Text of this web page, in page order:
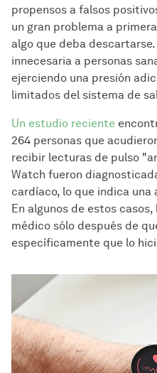
propensos a falsos
un gran problema a
algo que deba
innecesaria a personas
ejerciendo una presión
limitados del sistema de
Un estudio reciente
264 personas que
recibir lecturas de pulso
Watch fueron
cardíaco, lo que indica
En algunos de estos
médico sólo después de
específicamente que lo